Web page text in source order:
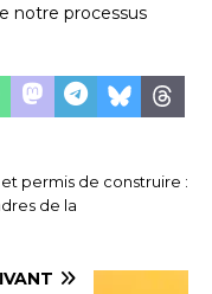
notre processus
permis de construire :
de la